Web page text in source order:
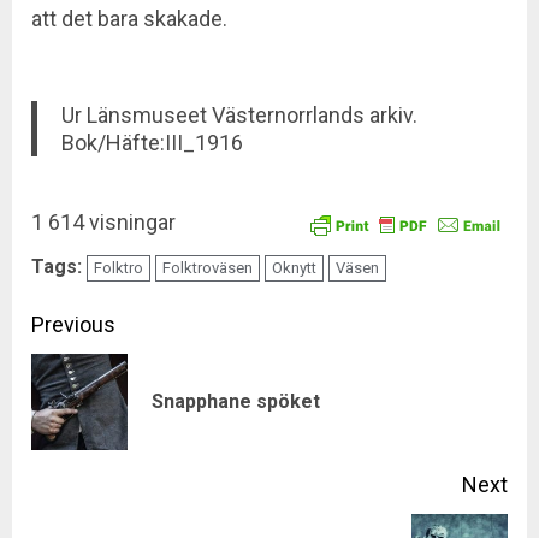
att det bara skakade.
Ur Länsmuseet Västernorrlands arkiv.
Bok/Häfte:III_1916
1 614 visningar
Tags: Folktro Folktroväsen Oknytt Väsen
Continue
Reading
Previous
Snapphane spöket
Next